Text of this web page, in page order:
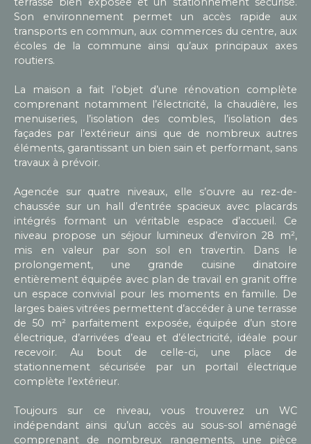
Son environnement permet un accès rapide aux
transports en commun, aux commerces du centre, aux
écoles de la commune ainsi qu’aux principaux axes
routiers.
La maison a fait l’objet d’une rénovation complète
comprenant notamment l’électricité, la chaudière, les
menuiseries, l’isolation des combles, l’isolation des
façades par l’extérieur ainsi que de nombreux autres
éléments, garantissant un bien sain et performant, sans
travaux à prévoir.
Agencée sur quatre niveaux, elle s’ouvre au rez-de-
chaussée sur un hall d’entrée spacieux avec placards
intégrés formant un véritable espace d’accueil. Ce
niveau propose un séjour lumineux d’environ 28 m²,
mis en valeur par son sol en travertin. Dans le
prolongement, une grande cuisine dinatoire
entièrement équipée avec plan de travail en granit offre
un espace convivial pour les moments en famille. De
larges baies vitrées permettent d’accéder à une terrasse
de 50 m² parfaitement exposée, équipée d’un store
électrique, d’arrivées d’eau et d’électricité, idéale pour
recevoir. Au bout de celle-ci, une place de
stationnement sécurisée par un portail électrique
complète l’extérieur.
Toujours sur ce niveau, vous trouverez un WC
indépendant ainsi qu’un accès au sous-sol aménagé
comprenant de nombreux rangements, une pièce